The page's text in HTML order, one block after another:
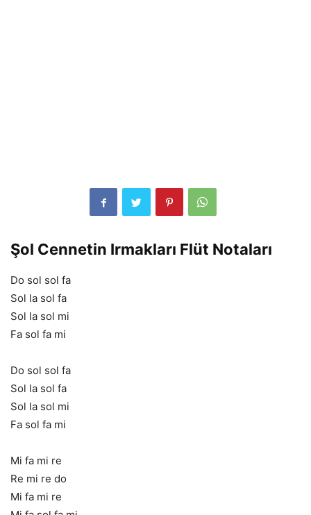
Şol Cennetin Irmakları Flüt Notaları
Do sol sol fa
Sol la sol fa
Sol la sol mi
Fa sol fa mi
Do sol sol fa
Sol la sol fa
Sol la sol mi
Fa sol fa mi
Mi fa mi re
Re mi re do
Mi fa mi re